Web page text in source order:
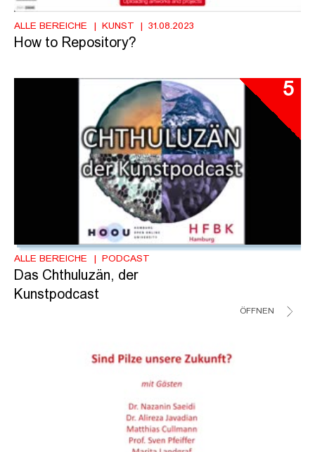
ALLE BEREICHE KUNST 31.08.2023
How to Repository?
5
ALLE BEREICHE PODCAST
Das Chthuluzän, der
Kunstpodcast
ÖFFNEN